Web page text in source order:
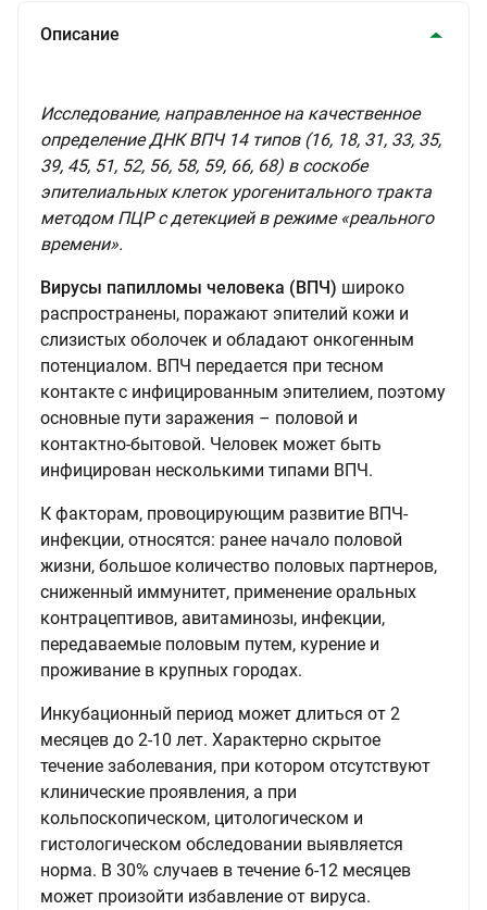
Описание
Исследование, направленное на качественное
определение ДНК ВПЧ 14 типов (16, 18, 31, 33, 35,
39, 45, 51, 52, 56, 58, 59, 66, 68) в соскобе
эпителиальных клеток урогенитального тракта
методом ПЦР с детекцией в режиме «реального
времени».
Вирусы папилломы человека (ВПЧ) широко
распространены, поражают эпителий кожи и
слизистых оболочек и обладают онкогенным
потенциалом. ВПЧ передается при тесном
контакте с инфицированным эпителием, поэтому
основные пути заражения – половой и
контактно-бытовой. Человек может быть
инфицирован несколькими типами ВПЧ.
К факторам, провоцирующим развитие ВПЧ-
инфекции, относятся: ранее начало половой
жизни, большое количество половых партнеров,
сниженный иммунитет, применение оральных
контрацептивов, авитаминозы, инфекции,
передаваемые половым путем, курение и
проживание в крупных городах.
Инкубационный период может длиться от 2
месяцев до 2-10 лет. Характерно скрытое
течение заболевания, при котором отсутствуют
клинические проявления, а при
кольпоскопическом, цитологическом и
гистологическом обследовании выявляется
норма. В 30% случаев в течение 6-12 месяцев
может произойти избавление от вируса.